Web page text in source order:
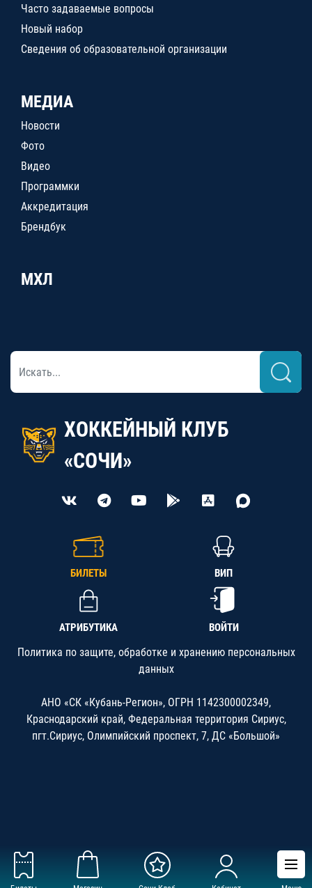
Часто задаваемые вопросы
Новый набор
Сведения об образовательной организации
МЕДИА
Новости
Фото
Видео
Программки
Аккредитация
Брендбук
МХЛ
ХОККЕЙНЫЙ КЛУБ
«СОЧИ»
БИЛЕТЫ ВИП
АТРИБУТИКА ВОЙТИ
Политика по защите, обработке и хранению персональных
данных
АНО «СК «Кубань-Регион», ОГРН 1142300002349,
Краснодарский край, Федеральная территория Сириус,
пгт.Сириус, Олимпийский проспект, 7, ДС «Большой»